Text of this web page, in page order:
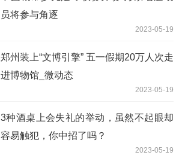
员将参与角逐
2023-05-19
郑州装上“文博引擎” 五一假期20万人次走
进博物馆_微动态
2023-05-19
3种酒桌上会失礼的举动，虽然不起眼却
容易触犯，你中招了吗？
2023-05-19